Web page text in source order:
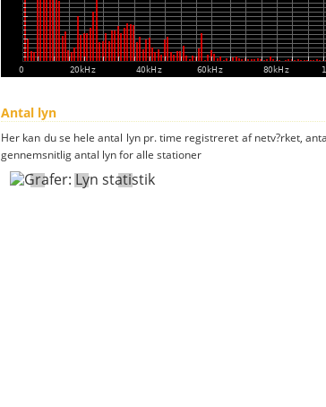
Antal lyn
Her kan du se hele antal lyn pr. time registreret af netv?rket,
gennemsnitlig antal lyn for alle stationer